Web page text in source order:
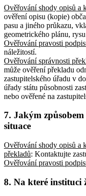
Ověřování shody opisů a
ověření opisu (kopie)
pasu a jiného průkazu,
geometrického plánu,
Ověřování pravosti
náležitostí.
Ověřování správnosti
může ověření překladu
zastupitelského úřadu v
úřady státu působnosti
nebo ověřené na
7. Jakým
situace
Ověřování shody opisů a
překladů: Kontaktujte
Ověřování pravosti
8. Na které instituci